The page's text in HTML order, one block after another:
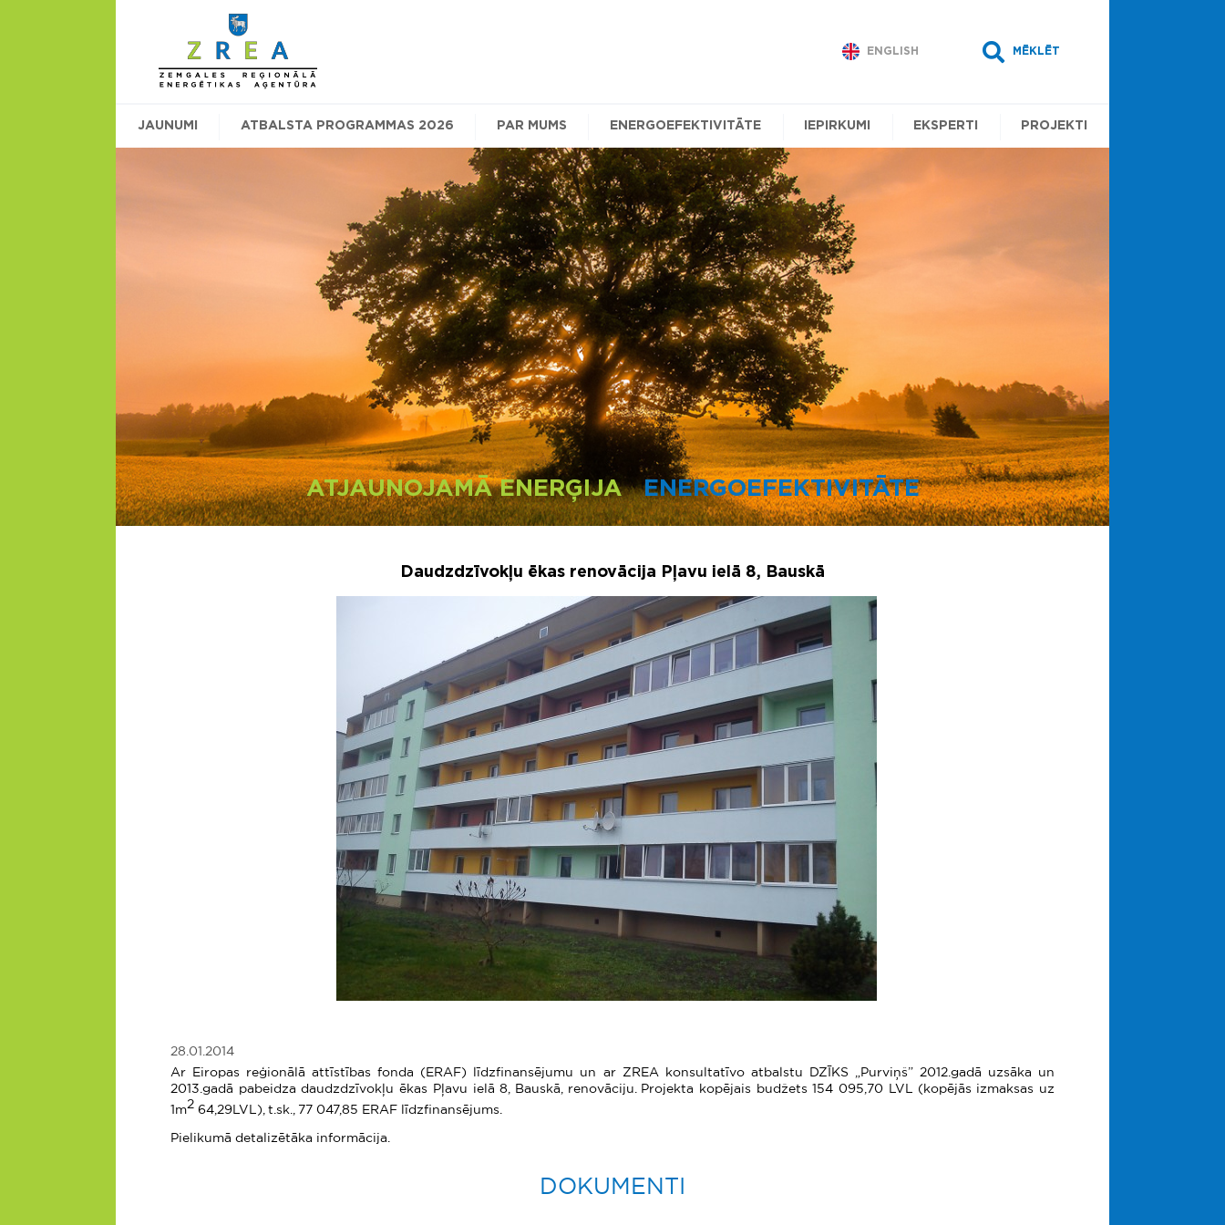
ENGLISH MĒKLĒT
JAUNUMI ATBALSTA PROGRAMMAS 2026 PAR MUMS ENERGOEFEKTIVITĀTE IEPIRKUMI EKSPERTI PROJEKTI
ATJAUNOJAMĀ ENERĢIJA ENERGOEFEKTIVITĀTE
Daudzdzīvokļu ēkas renovācija Pļavu ielā 8, Bauskā
28.01.2014
Ar Eiropas reģionālā attīstības fonda (ERAF) līdzfinansējumu un ar ZREA konsultatīvo atbalstu DZĪKS „Purviņš” 2012.gadā uzsāka un
2013.gadā pabeidza daudzdzīvokļu ēkas Pļavu ielā 8, Bauskā, renovāciju. Projekta kopējais budžets154 095,70 LVL (kopējās izmaksas uz
1m2 64,29 LVL), t.sk., 77 047,85 ERAF līdzfinansējums.
Pielikumā detalizētāka informācija.
DOKUMENTI